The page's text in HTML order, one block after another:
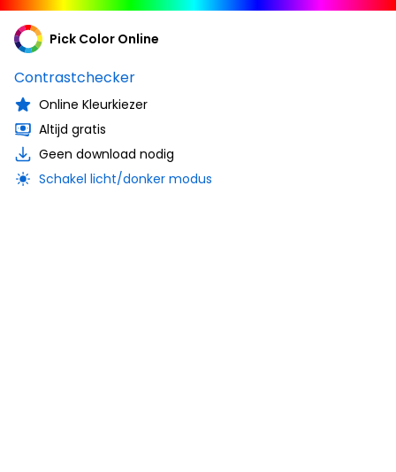
Pick Color Online
Contrastchecker
Online Kleurkiezer
Altijd gratis
Geen download nodig
Schakel licht/donker modus